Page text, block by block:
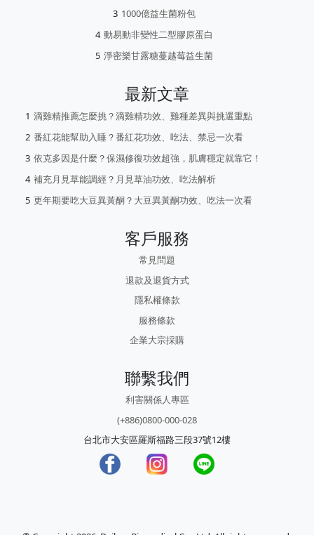
1000億益生菌粉包
動易動非變性二型膠原蛋白
淨密樂甘露糖蔓越莓益生菌
最新文章
滴雞精推薦怎麼挑？滴雞精功效、雞種差異與挑選重點
番紅花能幫助入睡？番紅花功效、吃法、禁忌一次看
依克多因是什麼？保濕修復功效超強，肌膚穩定就靠它！
補充月見草能調經？月見草油功效、吃法解析
更年期要吃大豆異黃酮？大豆異黃酮功效、吃法一次看
客戶服務
常見問題
退款及退貨方式
隱私權條款
服務條款
企業大宗採購
聯繫我們
利害關係人專區
(+886)0800-000-028
台北市大安區羅斯福路三段37號12樓